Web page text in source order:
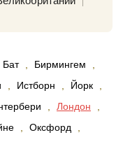
Бат Бирмингем
Истборн Йорк
Лондон
Оксфорд